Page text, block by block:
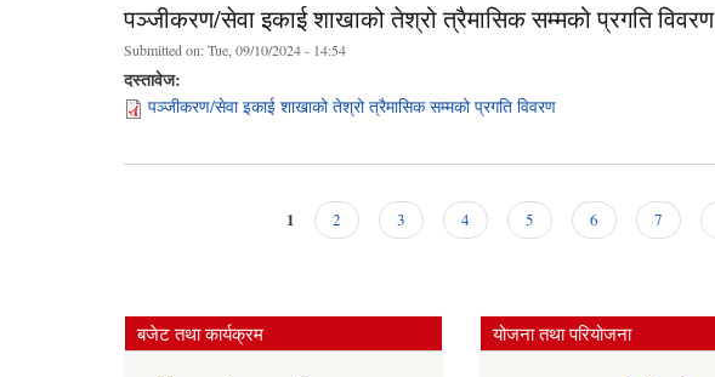
पञ्जीकरण/सेवा इकाई शाखाको तेश्रो त्रैमासिक सम्मको प्रगति विवरण
Submitted on:Tue, 09/10/2024 - 14:54
दस्तावेज:
पञ्जीकरण/सेवा इकाई शाखाको तेश्रो त्रैमासिक सम्मको प्रगति विवरण
1 2 3 4 5 6 7
बजेट तथा कार्यक्रम योजना तथा परियोजना